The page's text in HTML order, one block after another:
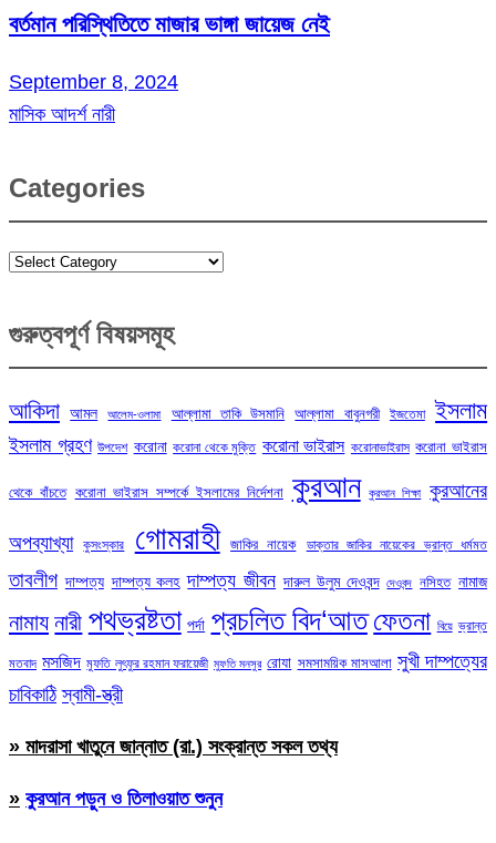
বর্তমান পরিস্থিতিতে মাজার ভাঙ্গা জায়েজ নেই
September 8, 2024
মাসিক আদর্শ নারী
Categories
Categories
গুরুত্বপূর্ণ বিষয়সমূহ
আকিদা আমল আলেম-ওলামা আল্লামা তাকি উসমানি আল্লামা বাবুনগরী ইজতেমা ইসলাম
ইসলাম গ্রহণ উপদেশ করোনা করোনা থেকে মুক্তি করোনা ভাইরাস করোনাভাইরাস করোনা ভাইরাস
থেকে বাঁচতে করোনা ভাইরাস সম্পর্কে ইসলামের নির্দেশনা কুরআন কুরআন শিক্ষা কুরআনের
অপব্যাখ্যা কুসংস্কার গোমরাহী জাকির নায়েক ডাক্তার জাকির নায়েকের ভ্রান্ত ধর্মমত
তাবলীগ দাম্পত্য দাম্পত্য কলহ দাম্পত্য জীবন দারুল উলুম দেওবন্দ দেওবন্দ নসিহত নামাজ
নামায নারী পথভ্রষ্টতা পর্দা প্রচলিত বিদ‘আত ফেতনা বিয়ে ভ্রান্ত
মতবাদ মসজিদ মুফতি লুৎফুর রহমান ফরায়েজী মুফতি মনসুর রোযা সমসাময়িক মাসআলা সুখী দাম্পত্যের
চাবিকাঠি স্বামী-স্ত্রী
» মাদরাসা খাতুনে জান্নাত (রা.) সংক্রান্ত সকল তথ্য
» কুরআন পড়ুন ও তিলাওয়াত শুনুন